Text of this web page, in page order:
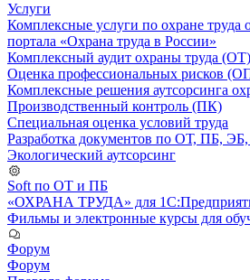
Услуги
Комплексные услуги по охране труда
портала «Охрана труда в России»
Комплексный аудит охраны труда (ОТ)
Оценка профессиональных рисков
Комплексные решения аутсорсинга
Производственный контроль (ПК)
Специальная оценка условий труда
Разработка документов по ОТ, ПБ,
Экологический аутсорсинг
Soft по ОТ и ПБ
«ОХРАНА ТРУДА» для
Фильмы и электронные курсы для
Форум
Форум